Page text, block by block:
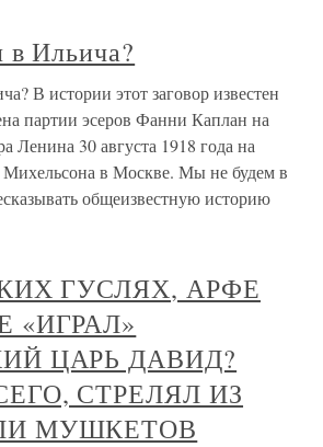
в Ильича?
В истории этот заговор известен
партии эсеров Фанни Каплан на
Ленина 30 августа 1918 года на
Михельсона в Москве. Мы не будем в
общеизвестную историю
ГУСЛЯХ, АРФЕ
«ИГРАЛ»
ЦАРЬ ДАВИД?
СТРЕЛЯЛ ИЗ
МУШКЕТОВ